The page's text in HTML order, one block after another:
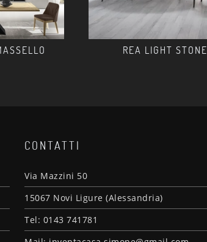
REA LIGHT STONE
CONTATTI
Via Mazzini 50
15067 Novi Ligure (Alessandria)
Tel: 0143 741781